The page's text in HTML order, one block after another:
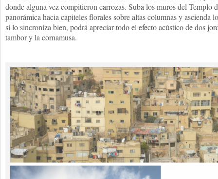
donde alguna vez compitieron carrozas. Suba los muros del Templo
panorámica hacia capiteles florales sobre altas columnas y ascienda
si lo sincroniza bien, podrá apreciar todo el efecto acústico de dos
tambor y la cornamusa.